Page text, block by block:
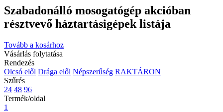
Szabadonálló mosogatógép akcióban
résztvevő háztartásigépek listája
Tovább a kosárhoz
Vásárlás folytatása
Rendezés
Olcsó elől Drága elől Népszerűség RAKTÁRON
Szűrés
24 48 96
Termék/oldal
1